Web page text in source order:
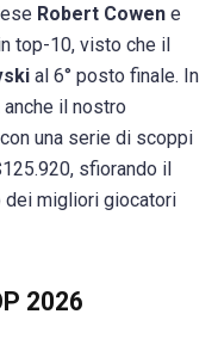
Robert Cowen e
top-10, visto che il
al 6° posto finale. In
il nostro
una serie di scoppi
sfiorando il
dei migliori giocatori
2026